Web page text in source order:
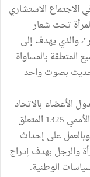
الاجتماع الاستشاري
61 للجنة وضع المرأة تحت شعار
والذي يهدف إلى
بالمساواة
بصوت واحد
الأعضاء بالاتحاد
الإفريقي بوضع خطة عمل من أجل تنفيذ القرار الأممي 1325 المتعلق
والأمن والسلام" قبل موفى سنة 2017، وبالعمل على إحداث
والرجل بهدف إدراج
الوطنية.